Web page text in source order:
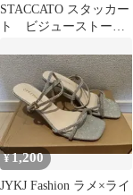
STACCATO スタッカー
ト ビジューストーン
キラキラ
¥1,200
JYKJ Fashion ラメ×ライ